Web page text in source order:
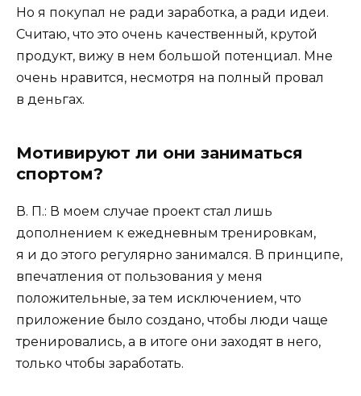
Но я покупал не ради заработка, а ради идеи.
Считаю, что это очень качественный, крутой
продукт, вижу в нем большой потенциал. Мне
очень нравится, несмотря на полный провал
в деньгах.
Мотивируют ли они заниматься
спортом?
В. П.: В моем случае проект стал лишь
дополнением к ежедневным тренировкам,
я и до этого регулярно занимался. В принципе,
впечатления от пользования у меня
положительные, за тем исключением, что
приложение было создано, чтобы люди чаще
тренировались, а в итоге они заходят в него,
только чтобы заработать.